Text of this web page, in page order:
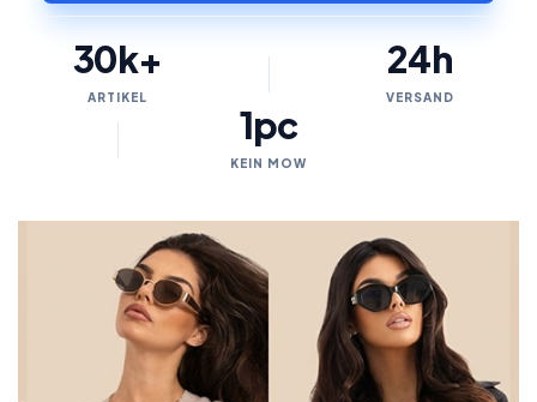
30k+
ARTIKEL
24h
VERSAND
1pc
KEIN MOW